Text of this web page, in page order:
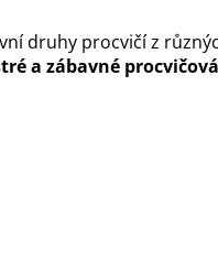
druhy procvičí z
a zábavné